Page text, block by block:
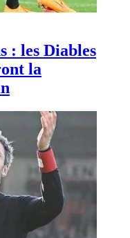
: les Diables
la